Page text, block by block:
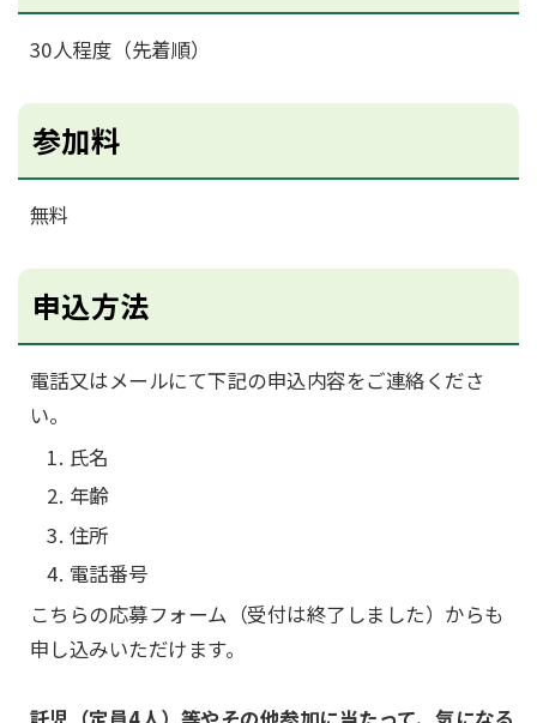
30人程度（先着順）
参加料
無料
申込方法
電話又はメールにて下記の申込内容をご連絡くださ
い。
氏名
年齢
住所
電話番号
こちらの応募フォーム（受付は終了しました）からも
申し込みいただけます。